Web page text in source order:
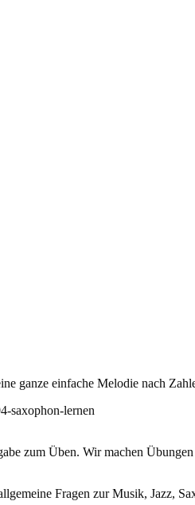
ganze einfache Melodie nach
saxophon-lernen
zum Üben. Wir machen
Fragen zur Musik, Jazz,